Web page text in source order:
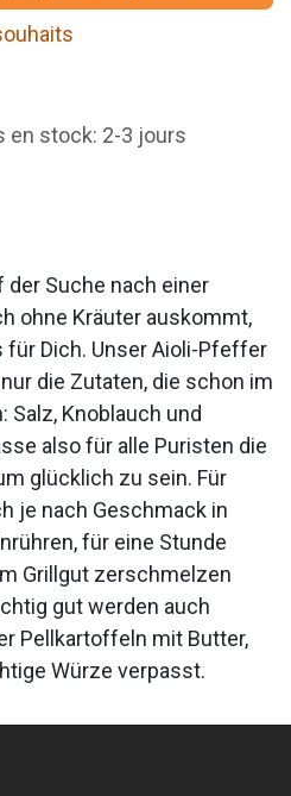
en stock: 2-3 jours
der Suche nach einer
ohne Kräuter auskommt,
für Dich. Unser Aioli-Pfeffer
die Zutaten, die schon im
Salz, Knoblauch und
also für alle Puristen die
glücklich zu sein. Für
je nach Geschmack in
für eine Stunde
Grillgut zerschmelzen
gut werden auch
Pellkartoffeln mit Butter,
Würze verpasst.